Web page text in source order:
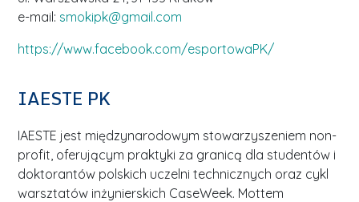
e-mail: smokipk@gmail.com
https://www.facebook.com/esportowaPK/
IAESTE PK
IAESTE jest międzynarodowym stowarzyszeniem non-
profit, oferującym praktyki za granicą dla studentów i
doktorantów polskich uczelni technicznych oraz cykl
warsztatów inżynierskich CaseWeek. Mottem